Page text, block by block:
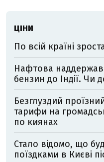
ЦІНИ
По всій країні
Нафтова
бензин до Індії.
Безглуздий
тарифи на
по киянах
Стало відомо, що
поїздками в Києві